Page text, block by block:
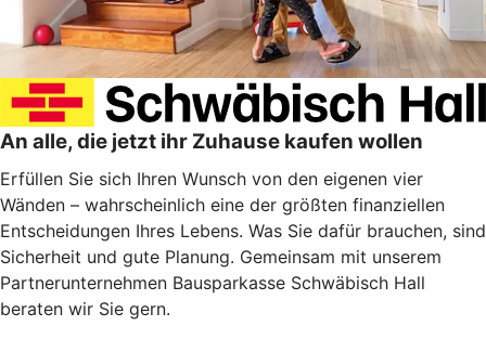
An alle, die jetzt ihr Zuhause kaufen wollen
Erfüllen Sie sich Ihren Wunsch von den eigenen vier
Wänden – wahrscheinlich eine der größten finanziellen
Entscheidungen Ihres Lebens. Was Sie dafür brauchen, sind
Sicherheit und gute Planung. Gemeinsam mit unserem
Partnerunternehmen Bausparkasse Schwäbisch Hall
beraten wir Sie gern.